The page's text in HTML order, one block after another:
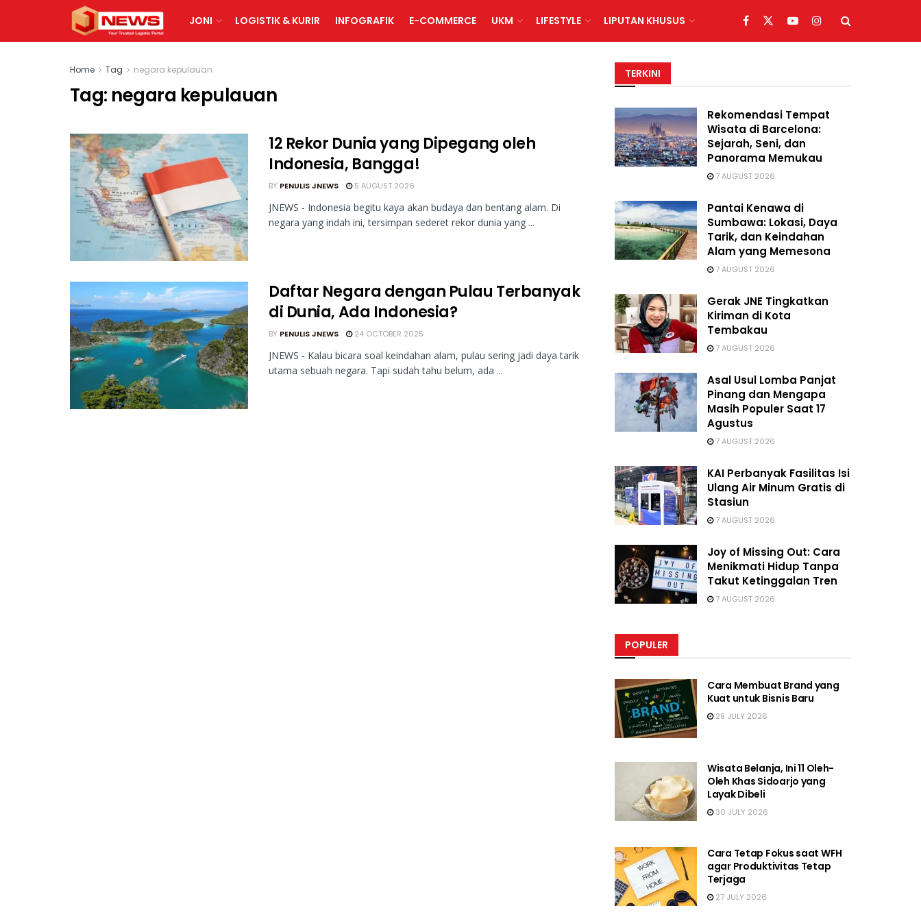
JONI LOGISTIK & KURIR INFOGRAFIK E-COMMERCE UKM LIFESTYLE LIPUTAN KHUSUS
Home Tag negara kepulauan
Tag: negara kepulauan
12 Rekor Dunia yang Dipegang oleh
Indonesia, Bangga!
BY PENULIS JNEWS 5 AUGUST 2026
JNEWS - Indonesia begitu kaya akan budaya dan bentang alam. Di
negara yang indah ini, tersimpan sederet rekor dunia yang ...
Daftar Negara dengan Pulau Terbanyak
di Dunia, Ada Indonesia?
BY PENULIS JNEWS 24 OCTOBER 2025
JNEWS - Kalau bicara soal keindahan alam, pulau sering jadi daya tarik
utama sebuah negara. Tapi sudah tahu belum, ada ...
TERKINI
Rekomendasi Tempat
Wisata di Barcelona:
Sejarah, Seni, dan
Panorama Memukau
7 AUGUST 2026
Pantai Kenawa di
Sumbawa: Lokasi, Daya
Tarik, dan Keindahan
Alam yang Memesona
7 AUGUST 2026
Gerak JNE Tingkatkan
Kiriman di Kota
Tembakau
7 AUGUST 2026
Asal Usul Lomba Panjat
Pinang dan Mengapa
Masih Populer Saat 17
Agustus
7 AUGUST 2026
KAI Perbanyak Fasilitas Isi
Ulang Air Minum Gratis di
Stasiun
7 AUGUST 2026
Joy of Missing Out: Cara
Menikmati Hidup Tanpa
Takut Ketinggalan Tren
7 AUGUST 2026
POPULER
Cara Membuat Brand yang
Kuat untuk Bisnis Baru
29 JULY 2026
Wisata Belanja, Ini 11 Oleh-
Oleh Khas Sidoarjo yang
Layak Dibeli
30 JULY 2026
Cara Tetap Fokus saat WFH
agar Produktivitas Tetap
Terjaga
27 JULY 2026